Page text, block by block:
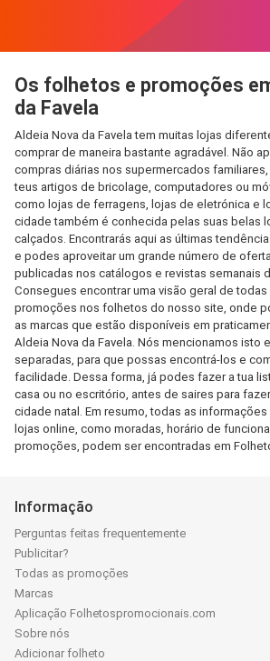
Os folhetos e promoções
da Favela
Aldeia Nova da Favela tem muitas lojas
comprar de maneira bastante agradável. Não
compras diárias nos supermercados
teus artigos de bricolage, computadores ou
como lojas de ferragens, lojas de eletrónica e
cidade também é conhecida pelas suas belas
calçados. Encontrarás aqui as últimas
e podes aproveitar um grande número de
publicadas nos catálogos e revistas semanais
Consegues encontrar uma visão geral de
promoções nos folhetos do nosso site, onde
as marcas que estão disponíveis em
Aldeia Nova da Favela. Nós mencionamos isto
separadas, para que possas encontrá-los e
facilidade. Dessa forma, já podes fazer a tua
casa ou no escritório, antes de saires para
cidade natal. Em resumo, todas as
lojas online, como moradas, horário de
promoções, podem ser encontradas em
Informação
Perguntas feitas frequentemente
Publicitar?
Todas as promoções
Marcas
Aplicação Folhetospromocionais.com
Sobre nós
Adicionar folheto